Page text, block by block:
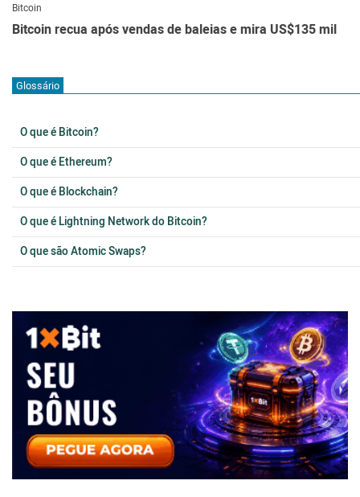
Bitcoin
Bitcoin recua após vendas de baleias e mira US$135 mil
Glossário
O que é Bitcoin?
O que é Ethereum?
O que é Blockchain?
O que é Lightning Network do Bitcoin?
O que são Atomic Swaps?